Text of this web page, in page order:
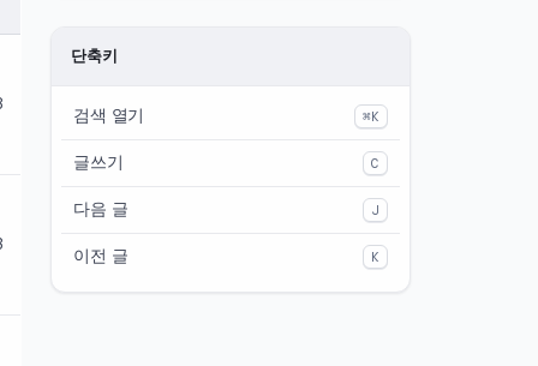
단축키
검색 열기 ⌘K
글쓰기 C
다음 글 J
이전 글 K